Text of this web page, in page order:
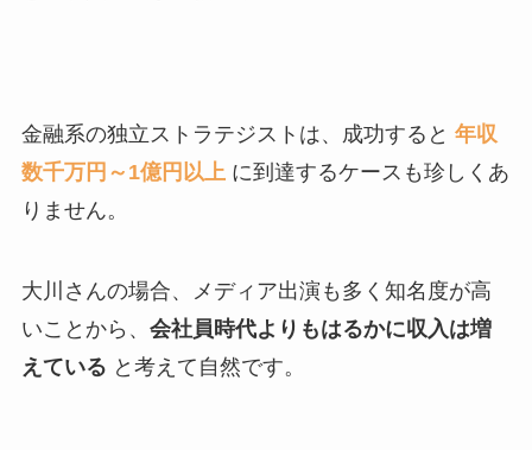
金融系の独立ストラテジストは、成功すると 年収
数千万円～1億円以上 に到達するケースも珍しくあ
りません。
大川さんの場合、メディア出演も多く知名度が高
いことから、 会社員時代よりもはるかに収入は増
えている と考えて自然です。